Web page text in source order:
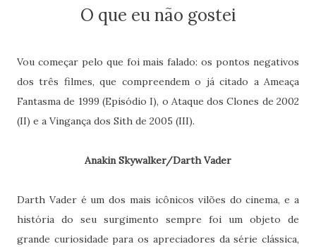
O que eu não gostei
Vou começar pelo que foi mais falado: os pontos negativos
dos três filmes, que compreendem o já citado a Ameaça
Fantasma de 1999 (Episódio I), o Ataque dos Clones de 2002
(II) e a Vingança dos Sith de 2005 (III).
Anakin Skywalker/Darth Vader
Darth Vader é um dos mais icônicos vilões do cinema, e a
história do seu surgimento sempre foi um objeto de
grande curiosidade para os apreciadores da série clássica,